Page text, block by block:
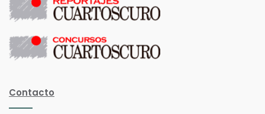
Contacto